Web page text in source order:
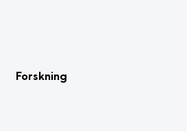
Forskning